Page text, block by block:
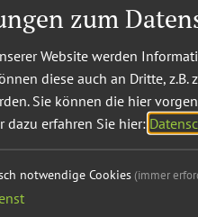
zum
Website werden
diese auch an Dritte, z.B.
Sie können die hier
dazu erfahren Sie hier:
notwendige Cookies (immer